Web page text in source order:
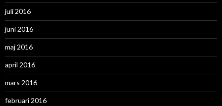
juli 2016
juni 2016
maj 2016
april 2016
mars 2016
februari 2016